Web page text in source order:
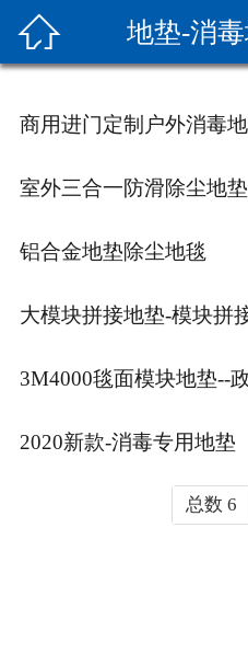
 地垫-消
铝合金地垫除尘地毯
2020新款-消毒专用地垫
总数 6